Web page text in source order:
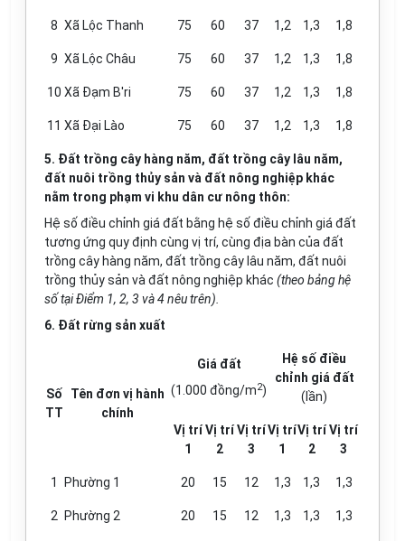
8 Xã Lộc Thanh 75 60 37 1,2 1,3 1,8
9 Xã Lộc Châu 75 60 37 1,2 1,3 1,8
10 Xã Đạm B'ri 75 60 37 1,2 1,3 1,8
11 Xã Đại Lào 75 60 37 1,2 1,3 1,8
5. Đất trồng cây hàng năm, đất trồng cây lâu năm,
đất nuôi trồng thủy sản và đất nông nghiệp khác
nằm trong phạm vi khu dân cư nông thôn:
Hệ số điều chỉnh giá đất bằng hệ số điều chỉnh giá đất
tương ứng quy định cùng vị trí, cùng địa bàn của đất
trồng cây hàng năm, đất trồng cây lâu năm, đất nuôi
trồng thủy sản và đất nông nghiệp khác (theo bảng hệ
sốtại Điểm 1, 2, 3 và 4 nêu trên).
6. Đất rừng sản xuất
Số
TT
Tên đơn vị hành
chính
Giá đất
(1.000 đồng/m2)
Hệ số điều
chỉnh giá đất
(lần)
Vị trí
1
Vị trí
2
Vị trí
3
Vị trí
1
Vị trí
2
Vị trí
3
1 Phường 1 20 15 12 1,3 1,3 1,3
2 Phường 2 20 15 12 1,3 1,3 1,3